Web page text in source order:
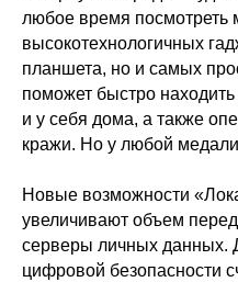
любое время посмотреть
высокотехнологичных
планшета, но и самых
поможет быстро
и у себя дома, а также
кражи. Но у любой
Новые возможности
увеличивают объем
серверы личных данных.
цифровой безопасности